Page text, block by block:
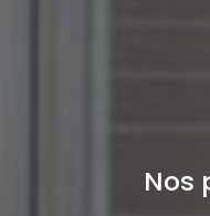
Nos